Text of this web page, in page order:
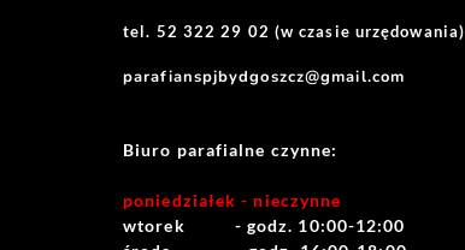
tel. 52 322 29 02 (w czasie urzędowania)
parafianspjbydgoszcz@gmail.com
Biuro parafialne czynne:
poniedziałek - nieczynne
wtorek          - godz. 10:00-12:00